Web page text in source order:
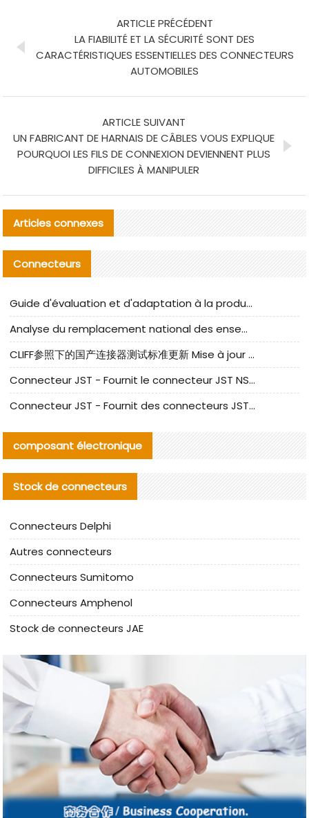
ARTICLE PRÉCÉDENT
LA FIABILITÉ ET LA SÉCURITÉ SONT DES
CARACTÉRISTIQUES ESSENTIELLES DES CONNECTEURS
AUTOMOBILES
ARTICLE SUIVANT
UN FABRICANT DE HARNAIS DE CÂBLES VOUS EXPLIQUE
POURQUOI LES FILS DE CONNEXION DEVIENNENT PLUS
DIFFICILES À MANIPULER
Articles connexes
Connecteurs
Guide d'évaluation et d'adaptation à la production des composants de câbles nationaux CNC Tech
Analyse du remplacement national des ensembles de câbles à fréquence élevée I-PEX
CLIFF参照下的国产连接器测试标准更新 Mise à jour des normes de test des connecteurs nationaux sous la référence CLIFF
Connecteur JST - Fournit le connecteur JST NSHR-02V-S original | Équivalent
Connecteur JST - Fournit des connecteurs JST GHR-09V-S authentiques et des produits de remplacement|
composant électronique
Stock de connecteurs
Connecteurs Delphi
Autres connecteurs
Connecteurs Sumitomo
Connecteurs Amphenol
Stock de connecteurs JAE